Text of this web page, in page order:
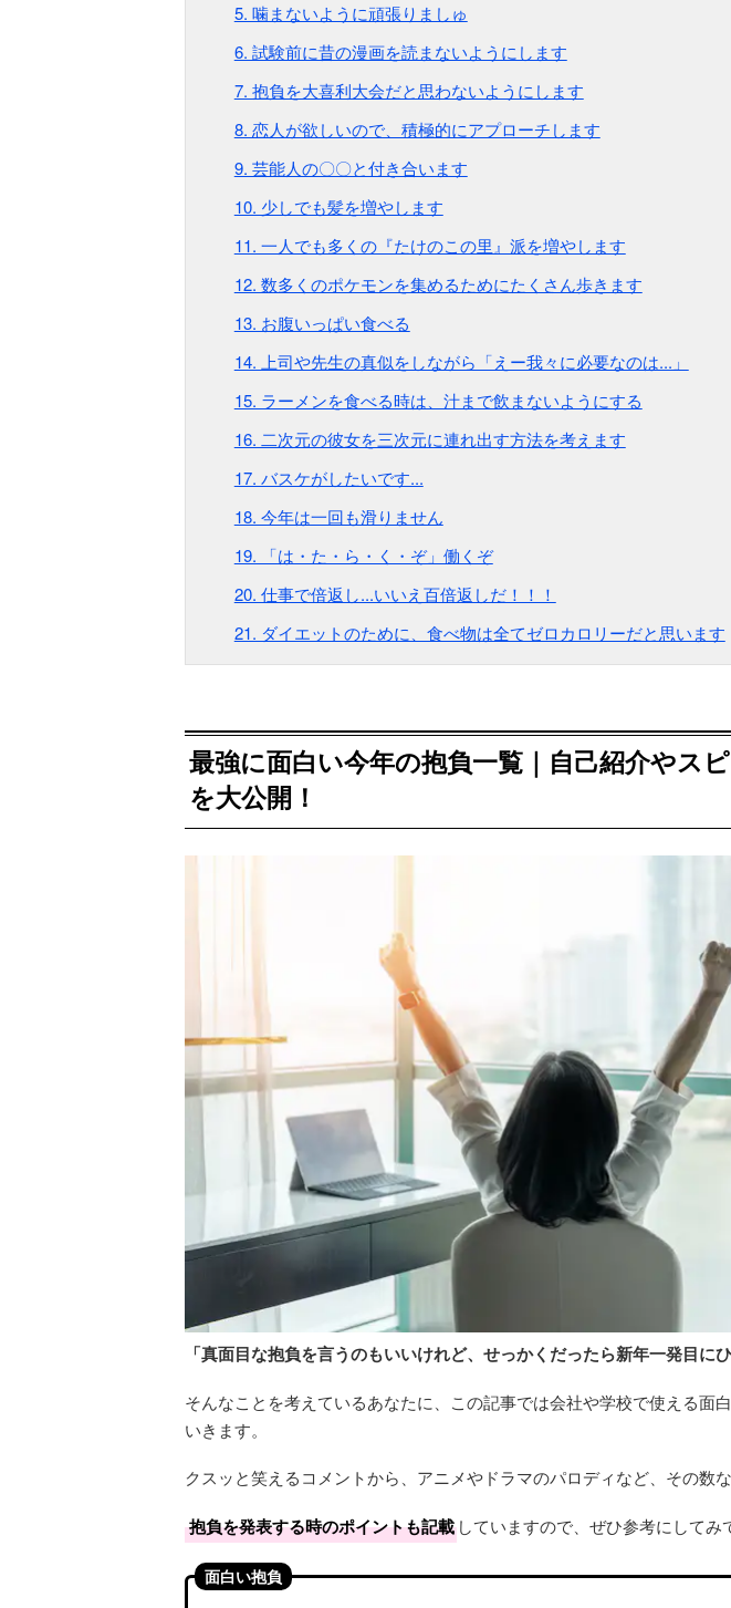
5. 噛まないように頑張りましゅ
6. 試験前に昔の漫画を読まないようにします
7. 抱負を大喜利大会だと思わないようにします
8. 恋人が欲しいので、積極的にアプローチします
9. 芸能人の〇〇と付き合います
10. 少しでも髪を増やします
11. 一人でも多くの『たけのこの里』派を増やします
12. 数多くのポケモンを集めるためにたくさん歩きます
13. お腹いっぱい食べる
14. 上司や先生の真似をしながら「えー我々に必要なのは...」
15. ラーメンを食べる時は、汁まで飲まないようにする
16. 二次元の彼女を三次元に連れ出す方法を考えます
17. バスケがしたいです...
18. 今年は一回も滑りません
19. 「は・た・ら・く・ぞ」働くぞ
20. 仕事で倍返し...いいえ百倍返しだ！！！
21. ダイエットのために、食べ物は全てゼロカロリーだと思います
最強に面白い今年の抱負一覧｜自己紹介やス
を大公開！
「真面目な抱負を言うのもいいけれど、せっかくだったら新年一発目に
そんなことを考えているあなたに、この記事では会社や学校で使える面
いきます。
クスッと笑えるコメントから、アニメやドラマのパロディなど、その数
抱負を発表する時のポイントも記載 していますので、ぜひ参考にしてみ
面白い抱負